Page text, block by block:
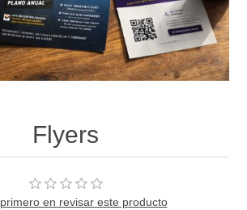
Flyers
en revisar este producto